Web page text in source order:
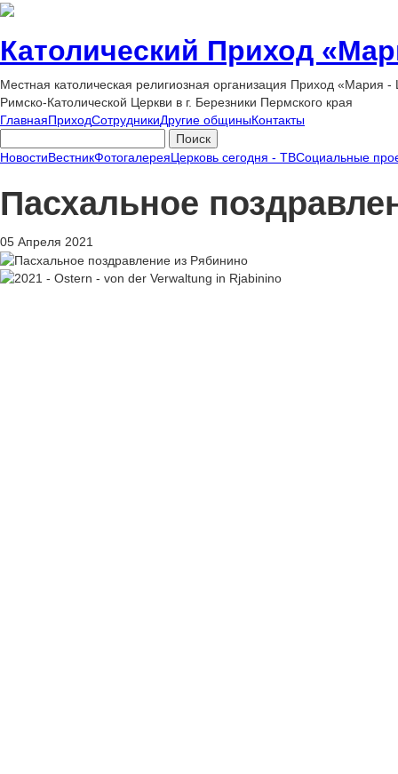
Католический Приход
Местная католическая религиозная организация Приход «Мария
Римско-Католической Церкви в г. Березники Пермского края
ГлавнаяПриходСотрудникиДругие общиныКонтакты
НовостиВестникФотогалереяЦерковь сегодня - ТВСоциальные
Пасхальное
05 Апреля 2021